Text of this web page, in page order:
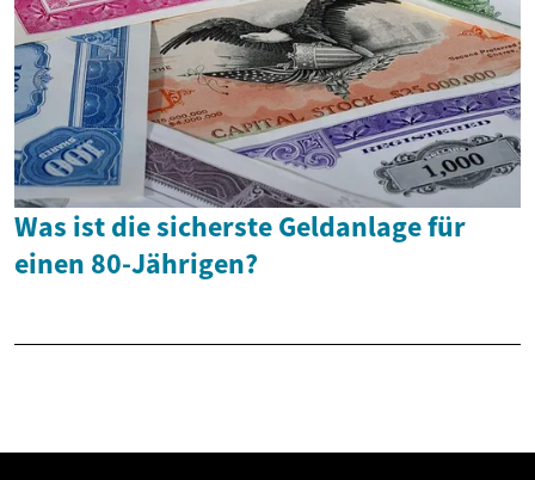
Was ist die sicherste Geldanlage für
einen 80-Jährigen?